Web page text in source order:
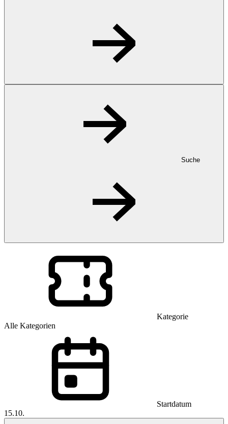
Suche
Kategorie
Alle Kategorien
Startdatum
15.10.